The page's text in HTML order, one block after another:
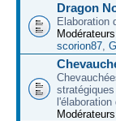
Dragon
Elaboration
scorion87,